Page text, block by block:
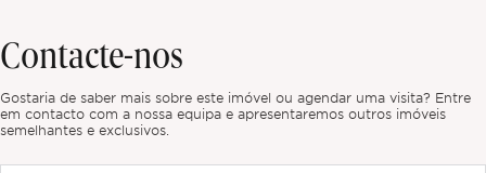
Contacte-nos
Gostaria de saber mais sobre este imóvel ou agendar uma visita? Entre
em contacto com a nossa equipa e apresentaremos outros imóveis
semelhantes e exclusivos.